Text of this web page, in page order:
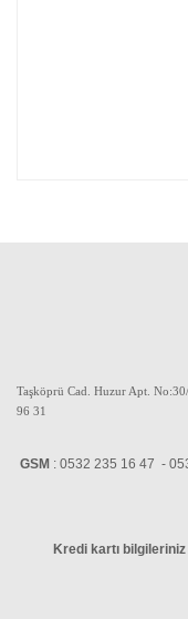
Taşköprü Cad. Huzur Apt.
96 31
GSM : 0532 235 16 47 -
Kredi kartı